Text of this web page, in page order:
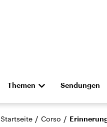
Themen
Die Nachrichten Politik
Hörspiel und Feature
Sendungen
Startseite / Corso /